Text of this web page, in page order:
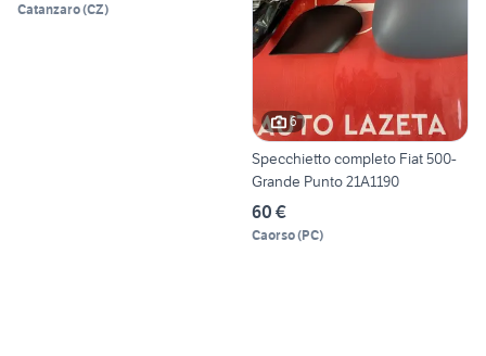
Catanzaro(CZ)
6
Specchietto completo Fiat 500-
Grande Punto 21A1190
60 €
Caorso(PC)